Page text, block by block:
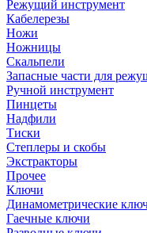
Режущий инструмент
Кабелерезы
Ножи
Ножницы
Скальпели
Запасные части для
Ручной инструмент
Пинцеты
Надфили
Тиски
Степлеры и скобы
Экстракторы
Прочее
Ключи
Динамометрические
Гаечные ключи